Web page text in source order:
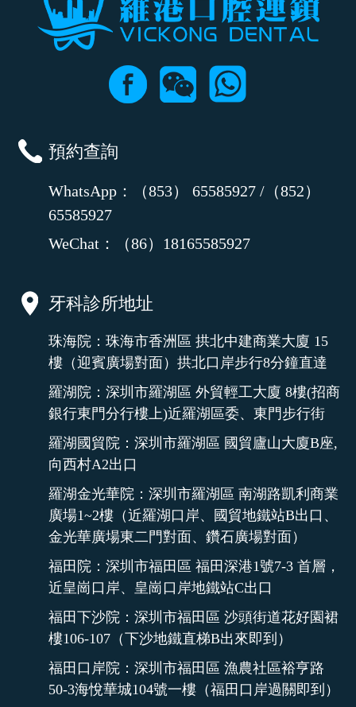
預約查詢
WhatsApp：（853） 65585927 /（852）
65585927
WeChat：（86）18165585927
牙科診所地址
珠海院：珠海市香洲區 拱北中建商業大廈 15
樓（迎賓廣場對面）拱北口岸步行8分鐘直達
羅湖院：深圳市羅湖區 外貿輕工大廈 8樓(招商
銀行東門分行樓上)近羅湖區委、東門步行街
羅湖國貿院：深圳市羅湖區 國貿廬山大廈B座,
向西村A2出口
羅湖金光華院：深圳市羅湖區 南湖路凱利商業
廣場1~2樓（近羅湖口岸、國貿地鐵站B出口、
金光華廣場東二門對面、鑽石廣場對面）
福田院：深圳市福田區 福田深港1號7-3 首層，
近皇崗口岸、皇崗口岸地鐵站C出口
福田下沙院：深圳市福田區 沙頭街道花好園裙
樓106-107（下沙地鐵直梯B出來即到）
福田口岸院：深圳市福田區 漁農社區裕亨路
50-3海悅華城104號一樓（福田口岸過關即到）